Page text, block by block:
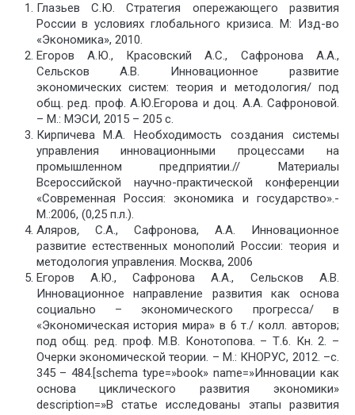
Глазьев С.Ю. Стратегия опережающего развития
России в условиях глобального кризиса. М: Изд-во
«Экономика», 2010.
Егоров А.Ю., Красовский А.С., Сафронова А.А.,
Сельсков А.В. Инновационное развитие
экономических систем: теория и методология/ под
общ. ред. проф. А.Ю.Егорова и доц. А.А. Сафроновой.
– М.: МЭСИ, 2015 – 205 с.
Кирпичева М.А. Необходимость создания системы
управления инновационными процессами на
промышленном предприятии.// Материалы
Всероссийской научно-практической конференции
«Современная Россия: экономика и государство».-
М.:2006, (0,25 п.л.).
Аляров,С.А., Сафронова, А.А. Инновационное
развитие естественных монополий России: теория и
методология управления. Москва, 2006
Егоров А.Ю., Сафронова А.А., Сельсков А.В.
Инновационное направление развития как основа
социально – экономического прогресса/ в
«Экономическая история мира» в 6 т./ колл. авторов;
под общ. ред. проф. М.В. Конотопова. – Т.6. Кн. 2. –
Очерки экономической теории. – М.: КНОРУС, 2012. –с.
345 – 484.[schema type=»book» name=»Инновации как
основа циклического развития экономики»
description=»В статье исследованы этапы развития